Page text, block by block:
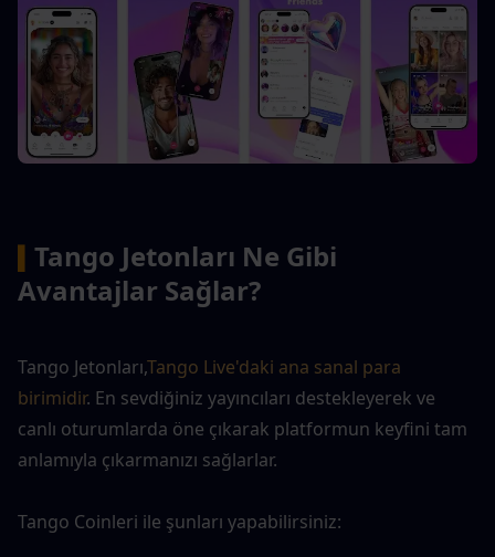
Tango Jetonları Ne Gibi
Avantajlar Sağlar?
Tango Jetonları,Tango Live'daki ana sanal para
birimidir. En sevdiğiniz yayıncıları destekleyerek ve
canlı oturumlarda öne çıkarak platformun keyfini tam
anlamıyla çıkarmanızı sağlarlar.
Tango Coinleri ile şunları yapabilirsiniz: